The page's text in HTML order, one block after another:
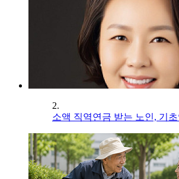
2.
소액 직역연금 받는 노인, 기